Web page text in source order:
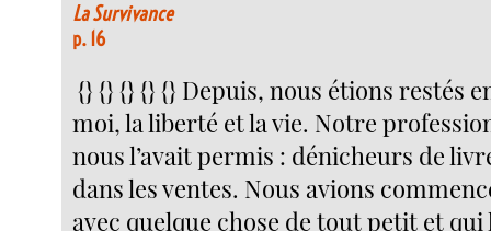
La Survivance
p. 16
{} {} {} {} {} Depuis, nous étions restés
moi, la liberté et la vie. Notre
nous l’avait permis : dénicheurs de
dans les ventes. Nous avions
avec quelque chose de tout petit et qui